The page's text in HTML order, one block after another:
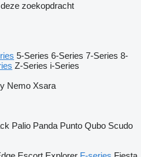
zoekopdracht
5-Series 6-Series 7-Series 8-
Z-Series i-Series
Nemo Xsara
Palio Panda Punto Qubo Scudo